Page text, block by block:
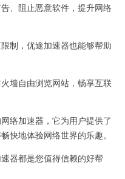
、阻止恶意软件，提升网络
制，优途加速器也能够帮助
墙自由浏览网站，畅享互联
加速器，它为用户提供了
快地体验网络世界的乐趣。
器都是您值得信赖的好帮